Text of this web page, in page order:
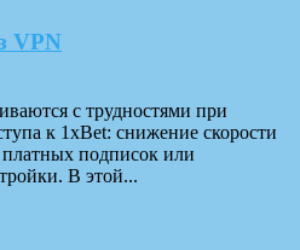
VPN
с трудностями при
к 1xBet: снижение скорости
платных подписок или
В этой...